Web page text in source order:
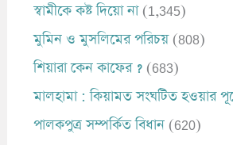
স্বামীকে কষ্ট দিয়ো না (1,345)
মুমিন ও মুসলিমের পরিচয় (808)
শিয়ারা কেন কাফের ? (683)
মালহামা : কিয়ামত সংঘটিত হওয়ার
পালকপুত্র সম্পর্কিত বিধান (620)